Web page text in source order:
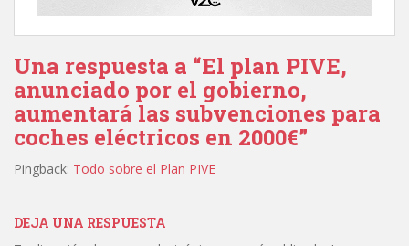
Una respuesta a “El plan PIVE,
anunciado por el gobierno,
aumentará las subvenciones para
coches eléctricos en 2000€”
Pingback: Todo sobre el Plan PIVE
DEJA UNA RESPUESTA